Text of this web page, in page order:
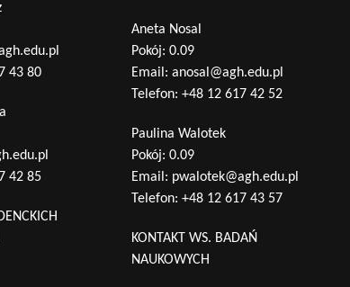
43 80
42 85
Aneta Nosal
Pokój: 0.09
Email: anosal@agh.edu.pl
Telefon: +48 12 617 42 52
Paulina Walotek
Pokój: 0.09
Email: pwalotek@agh.edu.pl
Telefon: +48 12 617 43 57
KONTAKT WS. BADAŃ
NAUKOWYCH